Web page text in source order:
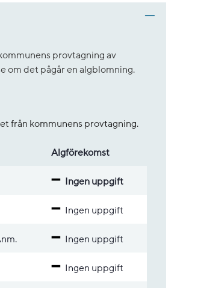
provtagning av
om det pågår en algblomning.
från kommunens provtagning.
Alg­före­komst
Ingen uppgift
Ingen uppgift
Ingen uppgift
Ingen uppgift